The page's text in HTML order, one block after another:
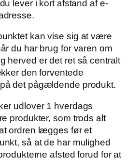
lever i kort afstand af e-
kan vise sig at være
du har brug for varen om
herved er det ret så centralt
den forventede
det pågældende produkt.
udlover 1 hverdags
produkter, som trods alt
ordren lægges før et
så at de har mulighed
afsted forud for at